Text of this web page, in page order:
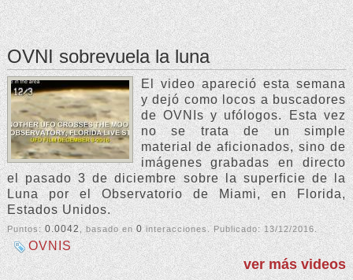
OVNI sobrevuela la luna
El video apareció esta semana
y dejó como locos a buscadores
de OVNIs y ufólogos. Esta vez
no se trata de un simple
material de aficionados, sino de
imágenes grabadas en directo
el pasado 3 de diciembre sobre la superficie de la
Luna por el Observatorio de Miami, en Florida,
Estados Unidos.
Puntos:0.0042, basado en0interacciones. Publicado:13/12/2016.
OVNIS
ver más videos